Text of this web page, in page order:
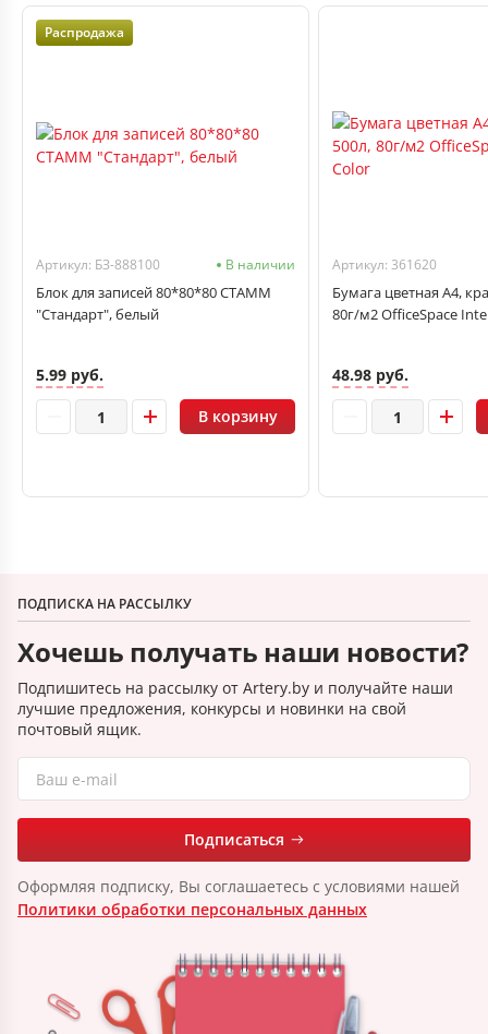
Распродажа
Артикул: БЗ-888100 В наличии
Блок для записей 80*80*80 СТАММ
"Стандарт", белый
5.99 руб.
В корзину
Артикул: 361620
Бумага цветная А4,
80г/м2 OfficeSpace
48.98 руб.
ПОДПИСКА НА РАССЫЛКУ
Хочешь получать наши новости?
Подпишитесь на рассылку от Artery.by и получайте наши
лучшие предложения, конкурсы и новинки на свой
почтовый ящик.
Подписаться
Оформляя подписку, Вы соглашаетесь с условиями нашей
Политики обработки персональных данных